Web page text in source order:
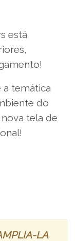
está
a temática
do
tela de
LA